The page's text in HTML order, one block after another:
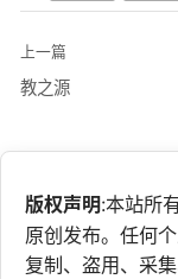
上一篇
教之源
版权声明:本站所
原创发布。任何
复制、盗用、采